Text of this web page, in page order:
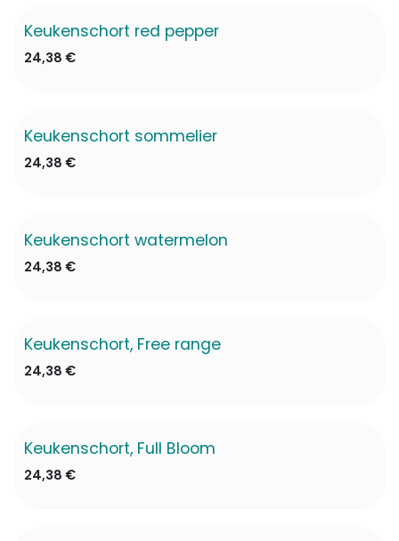
Keukenschort red pepper
24,38 €
Keukenschort sommelier
24,38 €
Keukenschort watermelon
24,38 €
Keukenschort, Free range
24,38 €
Keukenschort, Full Bloom
24,38 €